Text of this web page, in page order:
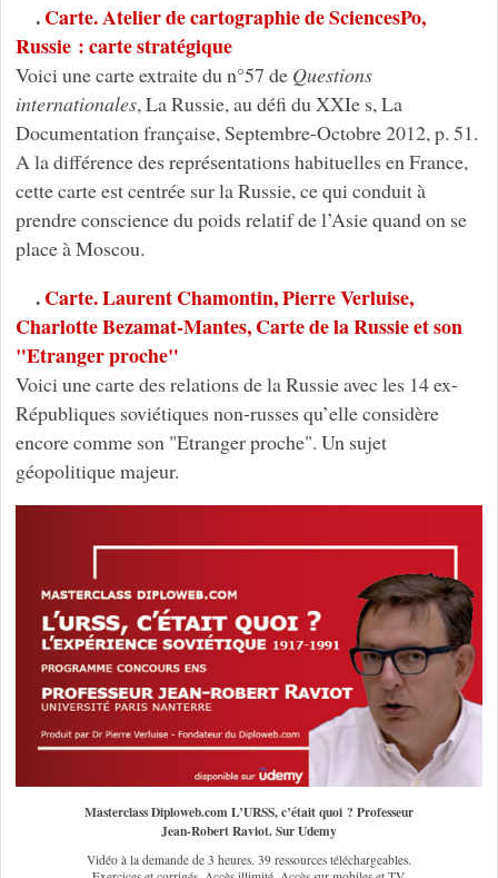
.Carte. Atelier de cartographie de SciencesPo,
Russie : carte stratégique
Voici une carte extraite du n°57 de Questions
internationales, La Russie, au défi du XXIe s, La
Documentation française, Septembre-Octobre 2012, p. 51.
A la différence des représentations habituelles en France,
cette carte est centrée sur la Russie, ce qui conduit à
prendre conscience du poids relatif de l’Asie quand on se
place à Moscou.
.Carte. Laurent Chamontin, Pierre Verluise,
Charlotte Bezamat-Mantes, Carte de la Russie et son
"Etranger proche"
Voici une carte des relations de la Russie avec les 14 ex-
Républiques soviétiques non-russes qu’elle considère
encore comme son "Etranger proche". Un sujet
géopolitique majeur.
Masterclass Diploweb.com L’URSS, c’était quoi ? Professeur
Jean-Robert Raviot. Sur Udemy
Vidéo à la demande de 3 heures. 39 ressources téléchargeables.